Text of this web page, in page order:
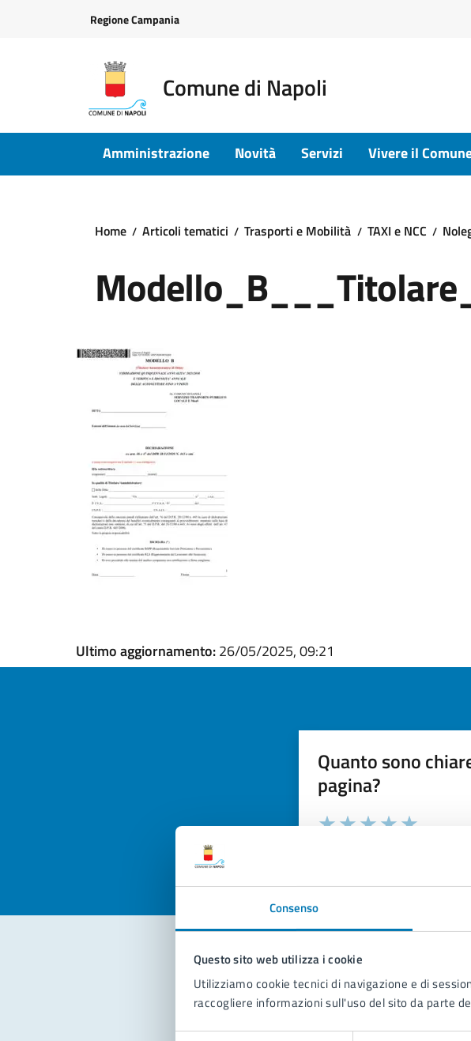
Consenso
Questo sito web utilizza i cookie
Utilizziamo cookie tecnici di navigazione e di
raccogliere informazioni sull'uso del sito da parte
Regione Campania
Comune di Napoli
Amministrazione Novità Servizi Vivere il
Home Articoli tematici Trasporti e Mobilità TAXI e NCC
Ultimo aggiornamento:26/05/2025, 09:21
Quanto sono
pagina?
Valuta la chiarezza delle informazioni
Seleziona il numero di
Contatta il